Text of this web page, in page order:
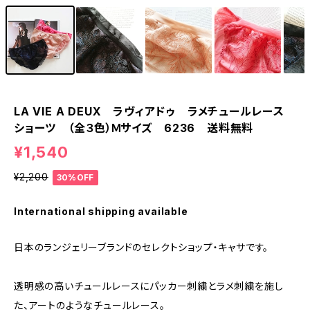
LA VIE A DEUX ラヴィアドゥ ラメチュールレース
ショーツ （全３色）Ｍサイズ 6236 送料無料
¥1,540
¥2,200 30%OFF
International shipping available
日本のランジェリーブランドのセレクトショップ・キャサです。
透明感の高いチュールレースにパッカー刺繍とラメ刺繍を施し
た、アートのようなチュールレース。